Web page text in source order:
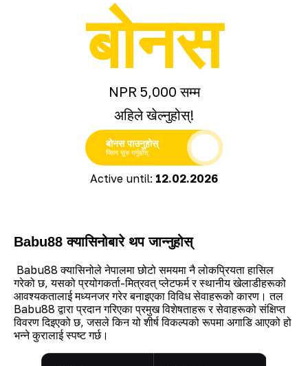
बोनस
NPR 5,000 सम्म
अहिले खेल्नुहोस्!
बोनस पाउनुहोस्
जित्न सुरु गर्नुहोस्
Active until: 12.02.2026
Babu88 क्यासिनोबारे थप जान्नुहोस्
Babu88 क्यासिनोले नेपालमा छोटो समयमा नै लोकप्रियता हासिल
गरेको छ, यसको प्रयोगकर्ता-मित्रवत् प्लेटफर्म र स्थानीय खेलाडीहरूको
आवश्यकतालाई मध्यनजर गरेर बनाइएका विविध सेवाहरूको कारण। तल
Babu88 द्वारा प्रदान गरिएका प्रमुख विशेषताहरू र सेवाहरूको संक्षिप्त
विवरण दिइएको छ, जसले किन यो शीर्ष विकल्पको रूपमा अगाडि आएको हो
भन्ने कुरालाई स्पष्ट गर्छ।